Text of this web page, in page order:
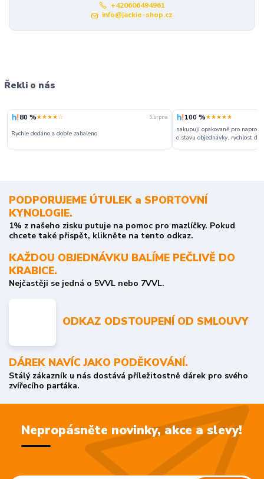
+420606494961
info@jackie-shop.cz
Řekli o nás
80 %★★★★☆ 5. srpna
Rychle dodáno a dobře zabaleno.
100 %★★★★★
nakupuji opakovaně pro
o stavu objednávky, rychlost
PODPORUJEME ÚTULEK a SPORTOVNÍ
KYNOLOGIE.
1% z našeho zisku putuje na pomoc pro mazlíčky. Pokud
chcete také přispět, klikněte na tento odkaz.
KAŽDOU OBJEDNÁVKU BALÍME PEČLIVĚ DO
KRABICE.
Nejčastěji se jedná o 5VVL nebo 7VVL.
ODKAZ ODSTOUPENÍ OD SMLOUVY
DÁREK NAVÍC JAKO PODĚKOVÁNÍ.
Stálý zákazník u nás dostává příležitostně dárek pro svého
zvířecího parťáka.
Nepropásněte novinky, akce a slevy!